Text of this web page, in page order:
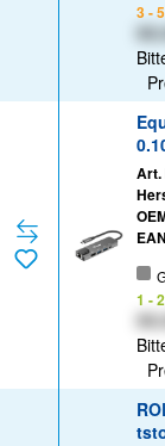
3 -
Art.
1 -